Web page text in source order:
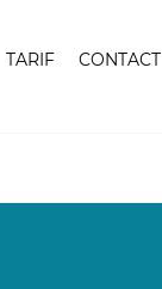
TARIF CONTACT